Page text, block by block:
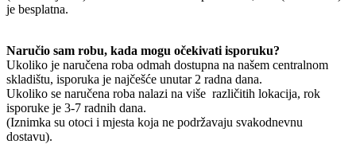
je besplatna.
Naručio sam robu, kada mogu očekivati isporuku?
Ukoliko je naručena roba odmah dostupna na našem centralnom
skladištu, isporuka je najčešće unutar 2 radna dana.
Ukoliko se naručena roba nalazi na više različitih lokacija, rok
isporuke je 3-7 radnih dana.
(Iznimka su otoci i mjesta koja ne podržavaju svakodnevnu
dostavu).